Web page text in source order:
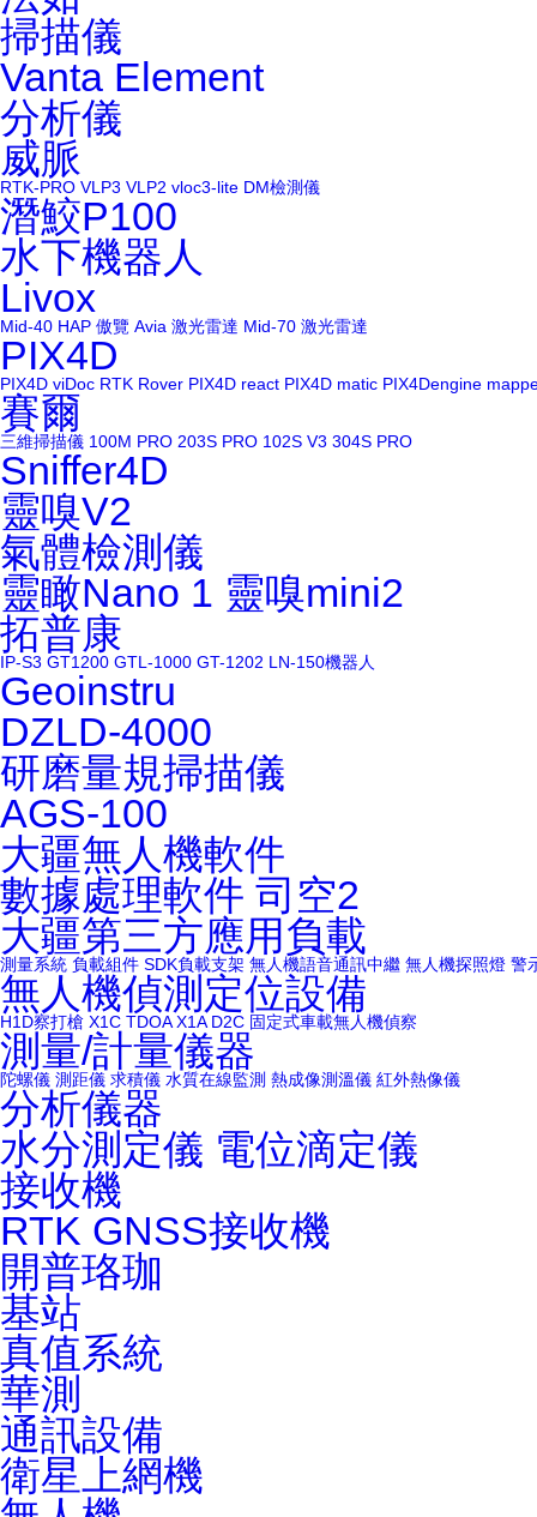
掃描儀
Vanta Element
分析儀
威脈
RTK-PRO VLP3 VLP2 vloc3-lite DM檢測儀
潛鮫P100
水下機器人
Livox
Mid-40 HAP 傲覽 Avia 激光雷達 Mid-70 激光雷達
PIX4D
PIX4D viDoc RTK Rover PIX4D react PIX4D matic PIX4Dengine
賽爾
三維掃描儀 100M PRO 203S PRO 102S V3 304S PRO
Sniffer4D
靈嗅V2
氣體檢測儀
靈瞰Nano 1 靈嗅mini2
拓普康
IP-S3 GT1200 GTL-1000 GT-1202 LN-150機器人
Geoinstru
DZLD-4000
研磨量規掃描儀
AGS-100
大疆無人機軟件
數據處理軟件 司空2
大疆第三方應用負載
測量系統 負載組件 SDK負載支架 無人機語音通訊中繼 無人機探照燈 警
無人機偵測定位設備
H1D察打槍 X1C TDOA X1A D2C 固定式車載無人機偵察
測量/計量儀器
陀螺儀 測距儀 求積儀 水質在線監測 熱成像測溫儀 紅外熱像儀
分析儀器
水分測定儀 電位滴定儀
接收機
RTK GNSS接收機
開普珞珈
基站
真值系統
華測
通訊設備
衛星上網機